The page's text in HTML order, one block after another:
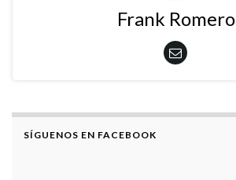
Frank Romero
SÍGUENOS EN FACEBOOK